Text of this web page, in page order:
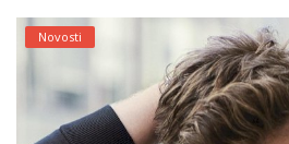
Novosti